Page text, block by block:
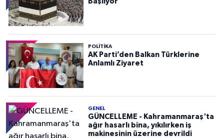
POLITIKA
AK Parti’den Balkan Türklerine
Anlamlı Ziyaret
GENEL
GÜNCELLEME - Kahramanmaraş'ta
ağır hasarlı bina, yıkılırken iş
makinesinin üzerine devrildi